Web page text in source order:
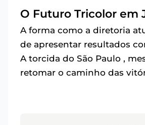
O Futuro Tricolor em
A forma como a diretoria
de apresentar resultados
A torcida do São Paulo ,
retomar o caminho das